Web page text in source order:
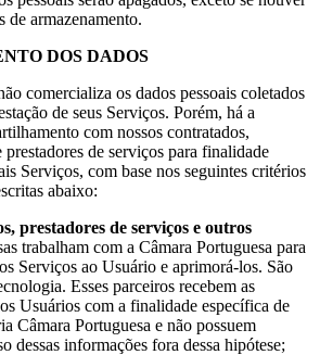
de armazenamento.
DOS DADOS
comercializa os dados pessoais coletados
de seus Serviços. Porém, há a
com nossos contratados,
de serviços para finalidade
Serviços, com base nos seguintes critérios
abaixo:
prestadores de serviços e outros
trabalham com a Câmara Portuguesa para
Serviços ao Usuário e aprimorá-los. São
Esses parceiros recebem as
Usuários com a finalidade específica de
Câmara Portuguesa e não possuem
dessas informações fora dessa hipótese;